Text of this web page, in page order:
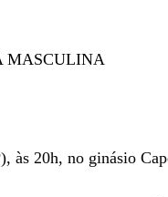
MASCULINA
às 20h, no ginásio